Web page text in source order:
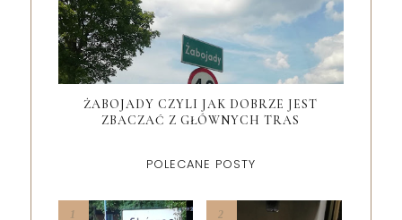
ŻABOJADY CZYLI JAK DOBRZE JEST
ZBACZAĆ Z GŁÓWNYCH TRAS
POLECANE POSTY